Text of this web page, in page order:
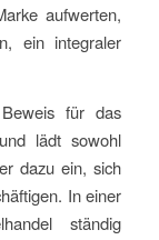
aufwerten,
ein integraler
für das
lädt sowohl
dazu ein, sich
In einer
ständig